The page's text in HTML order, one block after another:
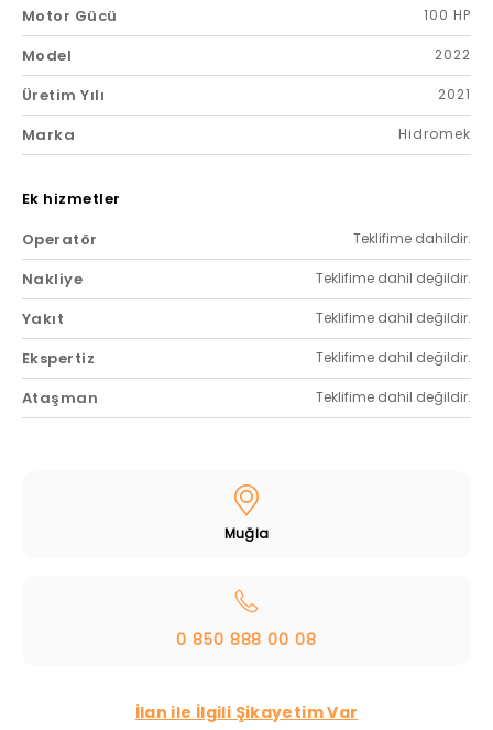
Motor Gücü 100 HP
Model 2022
Üretim Yılı 2021
Marka Hidromek
Ek hizmetler
Operatör
Teklifime dahildir.
Nakliye Teklifime dahil değildir.
Yakıt Teklifime dahil değildir.
Ekspertiz Teklifime dahil değildir.
Ataşman Teklifime dahil değildir.
Muğla
0 850 888 00 08
İlan ile İlgili Şikayetim Var